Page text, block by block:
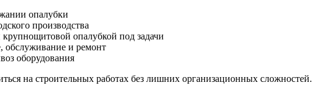
опалубки
производства
опалубкой под задачи
обслуживание и ремонт
оборудования
на строительных работах без лишних организационных сложностей.